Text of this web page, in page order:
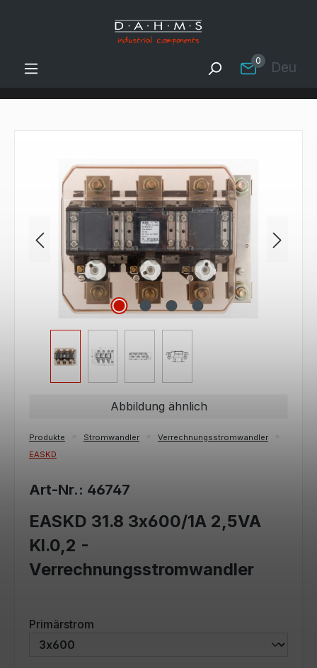
Zum Hauptinhalt springen
0
Bildergalerie überspringen
Abbildung ähnlich
Produkte Stromwandler
Verrechnungsstromwandler
EASKD
Art-Nr.: 46747
EASKD 31.8 3x600/1A 2,5VA
Kl.0,2 -
Verrechnungsstromwandler
Primärstrom